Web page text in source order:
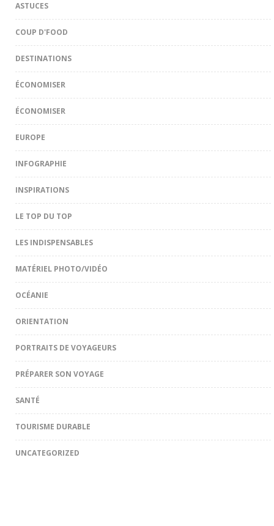
ASTUCES
COUP D'FOOD
DESTINATIONS
ÉCONOMISER
ÉCONOMISER
EUROPE
INFOGRAPHIE
INSPIRATIONS
LE TOP DU TOP
LES INDISPENSABLES
MATÉRIEL PHOTO/VIDÉO
OCÉANIE
ORIENTATION
PORTRAITS DE VOYAGEURS
PRÉPARER SON VOYAGE
SANTÉ
TOURISME DURABLE
UNCATEGORIZED